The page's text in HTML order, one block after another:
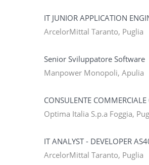
IT JUNIOR APPLICATION
ArcelorMittal Taranto, Puglia
Senior Sviluppatore Software
Manpower Monopoli, Apulia
CONSULENTE
Optima Italia S.p.a Foggia,
IT ANALYST - DEVELOPER
ArcelorMittal Taranto, Puglia